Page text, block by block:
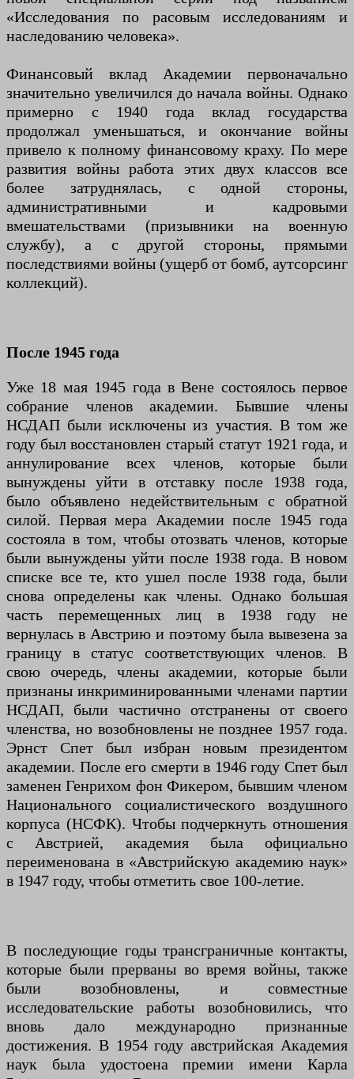
«Исследования по расовым исследованиям и
наследованию человека».
Финансовый вклад Академии первоначально
значительно увеличился до начала войны. Однако
примерно с 1940 года вклад государства
продолжал уменьшаться, и окончание войны
привело к полному финансовому краху. По мере
развития войны работа этих двух классов все
более затруднялась, с одной стороны,
административными и кадровыми
вмешательствами (призывники на военную
службу), а с другой стороны, прямыми
последствиями войны (ущерб от бомб, аутсорсинг
коллекций).
После 1945 года
Уже 18 мая 1945 года в Вене состоялось первое
собрание членов академии. Бывшие члены
НСДАП были исключены из участия. В том же
году был восстановлен старый статут 1921 года, и
аннулирование всех членов, которые были
вынуждены уйти в отставку после 1938 года,
было объявлено недействительным с обратной
силой. Первая мера Академии после 1945 года
состояла в том, чтобы отозвать членов, которые
были вынуждены уйти после 1938 года. В новом
списке все те, кто ушел после 1938 года, были
снова определены как члены. Однако большая
часть перемещенных лиц в 1938 году не
вернулась в Австрию и поэтому была вывезена за
границу в статус соответствующих членов. В
свою очередь, члены академии, которые были
признаны инкриминированными членами партии
НСДАП, были частично отстранены от своего
членства, но возобновлены не позднее 1957 года.
Эрнст Спет был избран новым президентом
академии. После его смерти в 1946 году Спет был
заменен Генрихом фон Фикером, бывшим членом
Национального социалистического воздушного
корпуса (НСФК). Чтобы подчеркнуть отношения
с Австрией, академия была официально
переименована в «Австрийскую академию наук»
в 1947 году, чтобы отметить свое 100-летие.
В последующие годы трансграничные контакты,
которые были прерваны во время войны, также
были возобновлены, и совместные
исследовательские работы возобновились, что
вновь дало международно признанные
достижения. В 1954 году австрийская Академия
наук была удостоена премии имени Карла